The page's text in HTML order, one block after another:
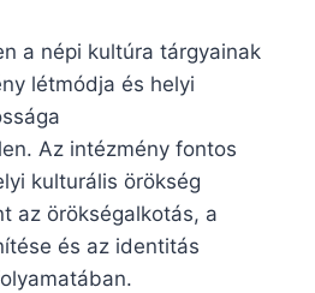
a népi kultúra tárgyainak
létmódja és helyi
Az intézmény fontos
kulturális örökség
az örökségalkotás, a
és az identitás